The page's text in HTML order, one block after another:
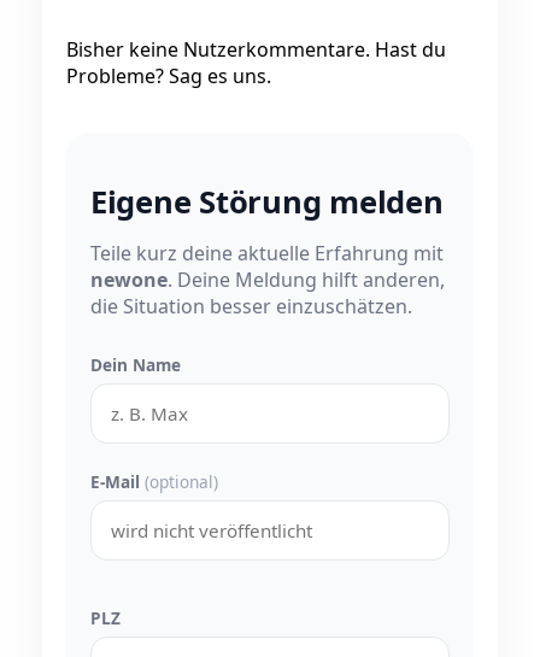
Bisher keine Nutzerkommentare. Hast du
Probleme? Sag es uns.
Eigene Störung melden
Teile kurz deine aktuelle Erfahrung mit
newone. Deine Meldung hilft anderen,
die Situation besser einzuschätzen.
Dein Name
E-Mail (optional)
PLZ